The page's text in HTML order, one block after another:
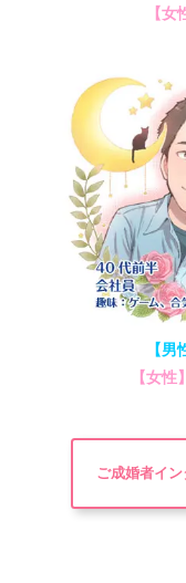
【
【
【女
ご成婚者イ